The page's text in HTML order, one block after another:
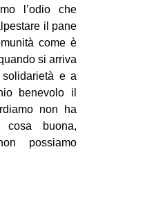
l’odio che
il pane
come è
si arriva
e a
benevolo il
non ha
buona,
possiamo